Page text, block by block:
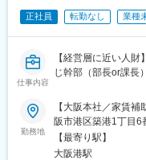
正社員 転勤なし 業種
仕事内容
【経営層に近い人
じ幹部（部長or課長
勤務地
【大阪本社／家賃
阪市港区築港1丁目6
については面接時
賃貸住宅かつ本人名
【最寄り駅】
大阪港駅